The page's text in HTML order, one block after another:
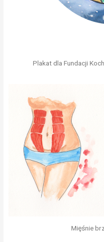
Plakat dla Fundacji
Mięśnie